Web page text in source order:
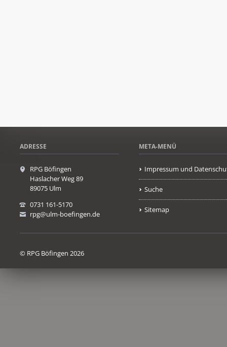
ADRESSE
RPG Böfingen
Haslacher Weg 89
89075 Ulm
0731 161-5170
rpg@ulm-boefingen.de
META-MENÜ
Impressum und
Suche
Sitemap
© RPG Böfingen 2026